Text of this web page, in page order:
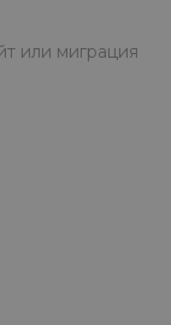
или миграция